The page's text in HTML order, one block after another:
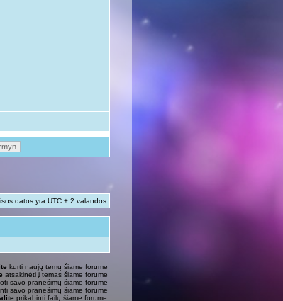
datos yra UTC + 2 valandos
kurti naujų temų šiame forume
atsakinėti į temas šiame forume
savo pranešimų šiame forume
savo pranešimų šiame forume
prikabinti failų šiame forume